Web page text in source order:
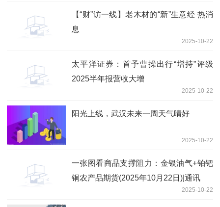
【“财”访一线】老木材的“新”生意经 热消
息
2025-10-22
太平洋证券：首予曹操出行“增持”评级
2025半年报营收大增
2025-10-22
阳光上线，武汉未来一周天气晴好
2025-10-22
一张图看商品支撑阻力：金银油气+铂钯
铜农产品期货(2025年10月22日)|通讯
2025-10-22